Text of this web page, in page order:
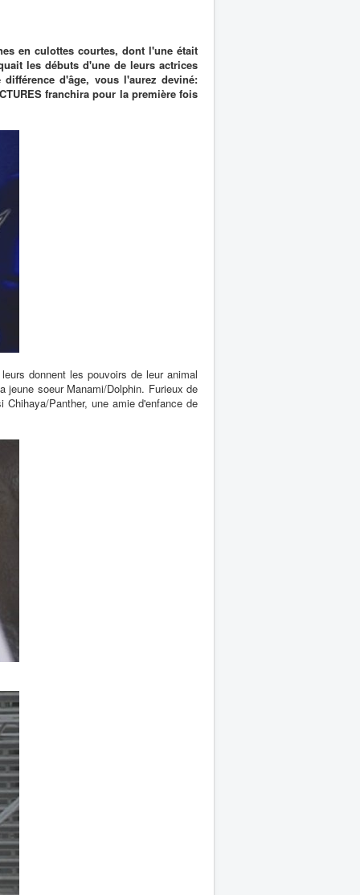
en culottes courtes, dont l'une était
les débuts d'une de leurs actrices
d'âge, vous l'aurez deviné:
franchira pour la première fois
donnent les pouvoirs de leur animal
soeur Manami/Dolphin. Furieux de
Panther, une amie d'enfance de